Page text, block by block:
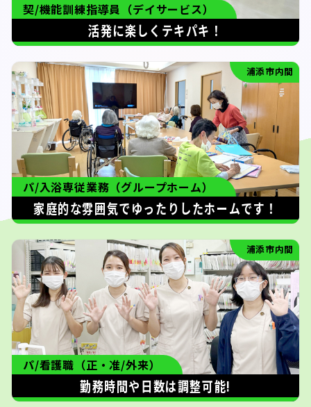
契/機能訓練指導員（デイサービス）
活発に楽しくテキパキ！
浦添市内間
パ/入浴専従業務（グループホーム）
家庭的な雰囲気でゆったりしたホームです！
浦添市内間
パ/看護職（正・准/外来）
勤務時間や日数は調整可能!